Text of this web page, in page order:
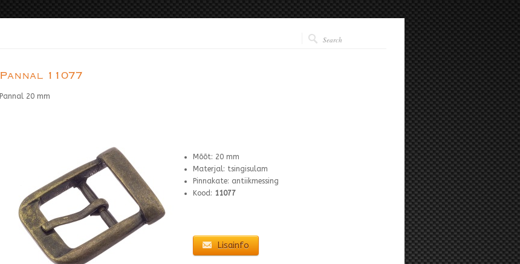
Pannal 11077
Pannal 20 mm
Mõõt: 20 mm
Materjal: tsingisulam
Pinnakate: antiikmessing
Kood: 11077
Lisainfo